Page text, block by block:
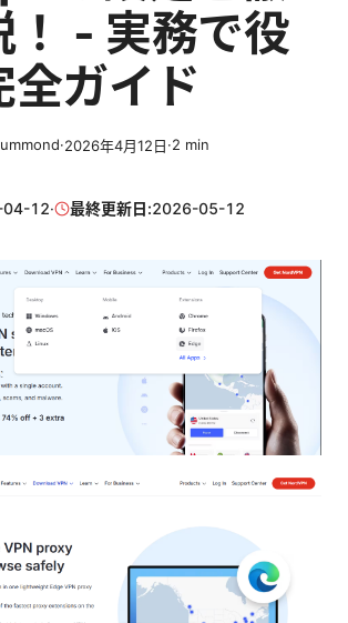
！ - 実務で役
全ガイド
·2026年4月12日·2 min
12· 最終更新日:2026-05-12